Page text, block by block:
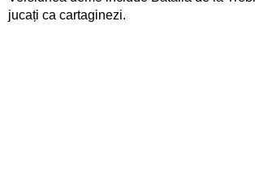
jucați ca cartaginezi.